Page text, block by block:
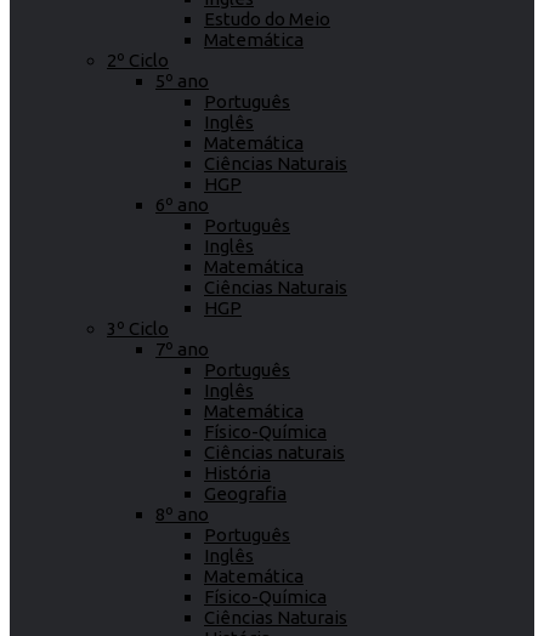
Estudo do Meio
Matemática
2º Ciclo
5º ano
Português
Inglês
Matemática
Ciências Naturais
HGP
6º ano
Português
Inglês
Matemática
Ciências Naturais
HGP
3º Ciclo
7º ano
Português
Inglês
Matemática
Físico-Química
Ciências naturais
História
Geografia
8º ano
Português
Inglês
Matemática
Físico-Química
Ciências Naturais